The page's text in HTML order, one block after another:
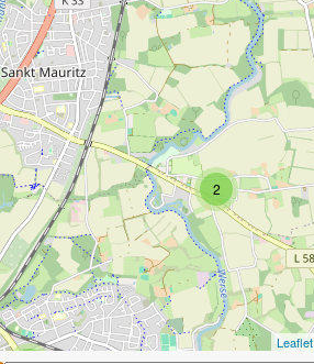
2
Leaflet